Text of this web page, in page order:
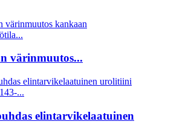
värinmuutos...
elintarvikelaatuinen